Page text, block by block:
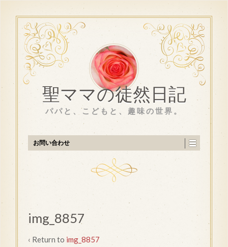
聖ママの徒然日記
パパと、こどもと、趣味の世界。
お問い合わせ
img_8857
‹ Return to img_8857